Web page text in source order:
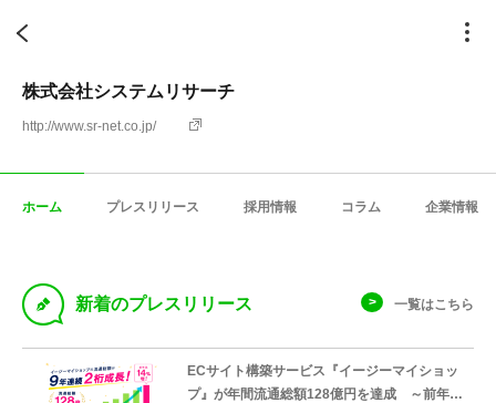
株式会社システムリサーチ
http://www.sr-net.co.jp/
ホーム プレスリリース 採用情報 コラム 企業情報
D 新着のプレスリリース 一覧はこちら
ECサイト構築サービス『イージーマイショッ
プ』が年間流通総額128億円を達成 ～前年比